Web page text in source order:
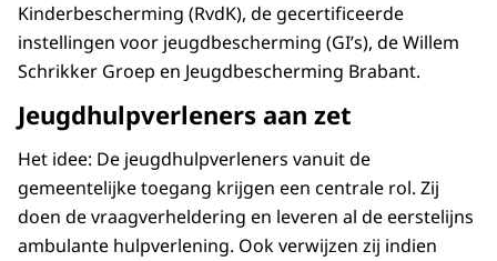
Kinderbescherming (RvdK), de gecertificeerde
instellingen voor jeugdbescherming (GI’s), de Willem
Schrikker Groep en Jeugdbescherming Brabant.
Jeugdhulpverleners aan zet
Het idee: De jeugdhulpverleners vanuit de
gemeentelijke toegang krijgen een centrale rol. Zij
doen de vraagverheldering en leveren al de eerstelijns
ambulante hulpverlening. Ook verwijzen zij indien